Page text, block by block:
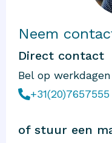
Neem
Direct contact
Bel op
+31(20)7657555
of stuur een